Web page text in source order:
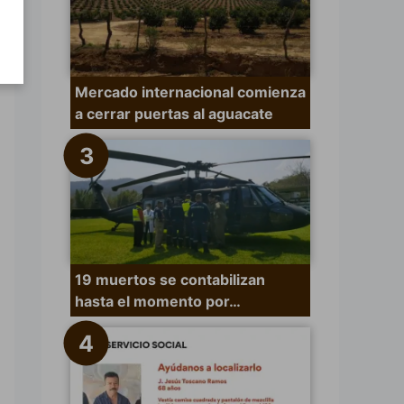
Mercado internacional comienza
a cerrar puertas al aguacate
19 muertos se contabilizan
hasta el momento por…